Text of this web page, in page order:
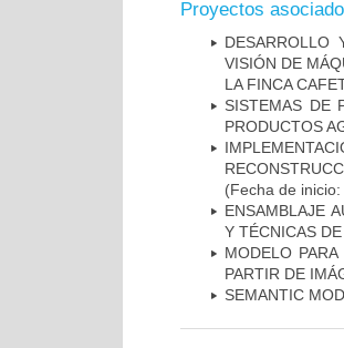
Proyectos
DESARROLLO
VISIÓN DE
LA FINCA
SISTEMAS DE
PRODUCTOS
(Fecha de
ENSAMBLAJE
Y TÉCNICAS
MODELO
PARTIR DE
SEMANTIC